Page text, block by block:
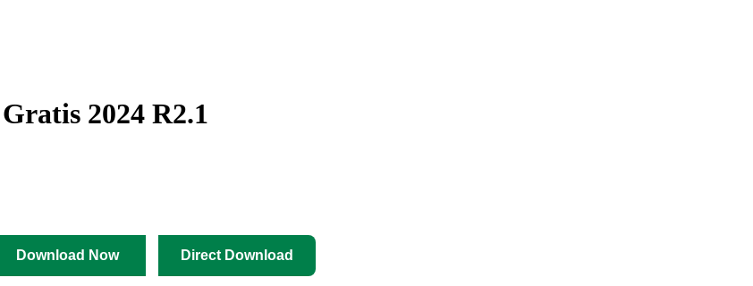
2024 R2.1
Download Now Direct Download